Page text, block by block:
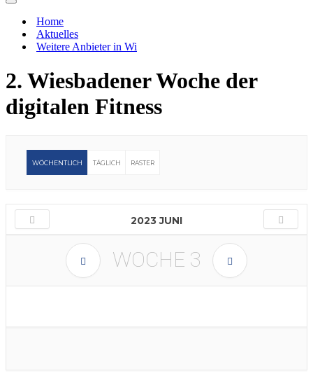
Navigationsmenü
Home
Aktuelles
Weitere Anbieter in Wi
2. Wiesbadener Woche der
digitalen Fitness
WÖCHENTLICH TÄGLICH RASTER
2023 JUNI
WOCHE 3